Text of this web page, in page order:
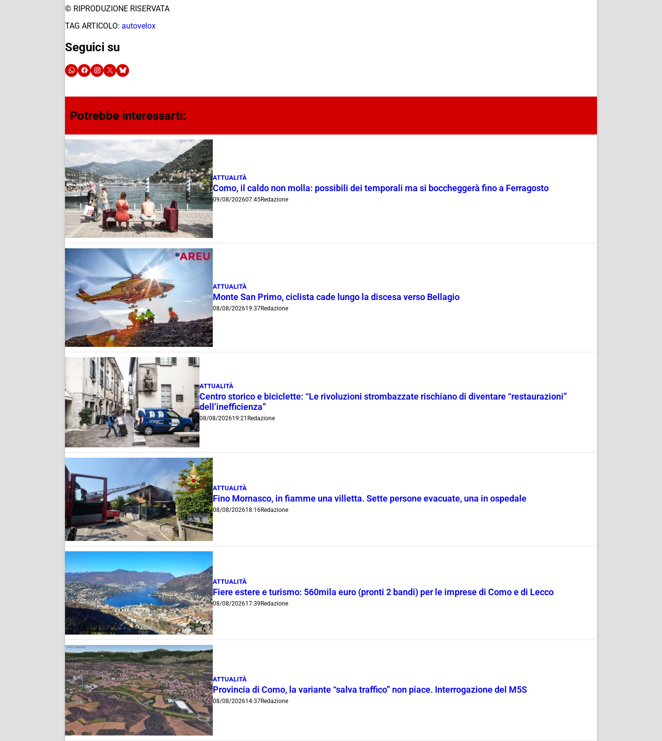
© RIPRODUZIONE RISERVATA
TAG ARTICOLO: autovelox
Seguici su
Potrebbe interessarti:
ATTUALITÀ
Como, il caldo non molla: possibili dei temporali ma si boccheggerà fino a Ferragosto
09/08/202607:45Redazione
ATTUALITÀ
Monte San Primo, ciclista cade lungo la discesa verso Bellagio
08/08/202619:37Redazione
ATTUALITÀ
Centro storico e biciclette: “Le rivoluzioni strombazzate rischiano di diventare “restaurazioni”
dell’inefficienza”
08/08/202619:21 Redazione
ATTUALITÀ
Fino Mornasco, in fiamme una villetta. Sette persone evacuate, una in ospedale
08/08/202618:16Redazione
ATTUALITÀ
Fiere estere e turismo: 560mila euro (pronti 2 bandi) per le imprese di Como e di Lecco
08/08/202617:39 Redazione
ATTUALITÀ
Provincia di Como, la variante “salva traffico” non piace. Interrogazione del M5S
08/08/202614:37Redazione